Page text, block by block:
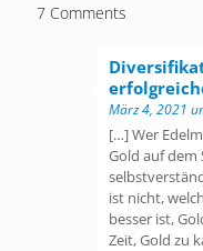
7 Comments
März 4, 2021
[…] Wer
Gold auf dem
ist nicht,
besser ist,
Zeit, Gold zu